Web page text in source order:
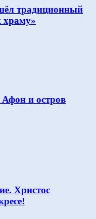
традиционный
храму»
и остров
Христос